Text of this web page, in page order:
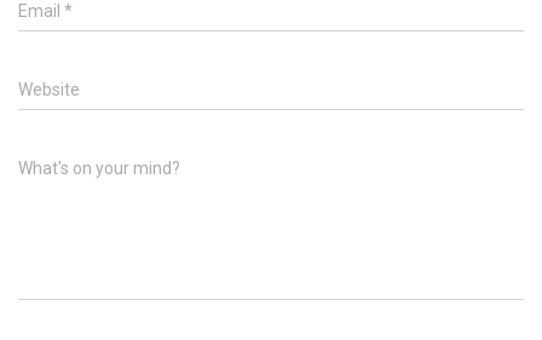
Email *
Website
What's on your mind?